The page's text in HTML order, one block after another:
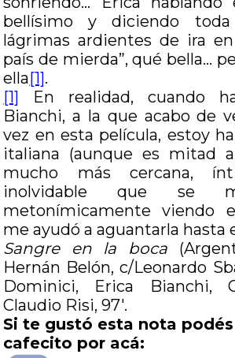
bellísimo y diciendo
lágrimas ardientes de ira
país de mierda”, qué bella…
ella[1].
[1] En realidad, cuando
Bianchi, a la que acabo de
vez en esta película, estoy
italiana (aunque es mitad
mucho más cercana,
inolvidable que se
metonímicamente viendo
me ayudó a aguantarla hasta
Sangre en la boca
Hernán Belón, c/Leonardo
Dominici, Erica Bianchi,
Claudio Risi, 97′.
Si te gustó esta nota
cafecito por acá: